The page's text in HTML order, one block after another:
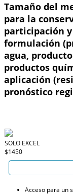
Tamaño del
para la
participación
formulación
agua,
productos
aplicación
pronóstico
SOLO EXCEL
$1450
Acceso para un